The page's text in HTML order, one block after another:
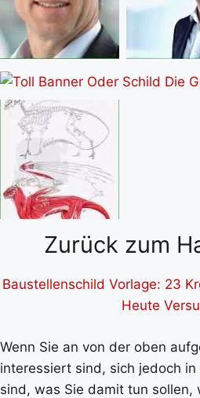
Zurück zum
Baustellenschild Vorlage: 23
Heute
Wenn Sie an von der oben
interessiert sind, sich jedoch
sind, was Sie damit tun sollen,